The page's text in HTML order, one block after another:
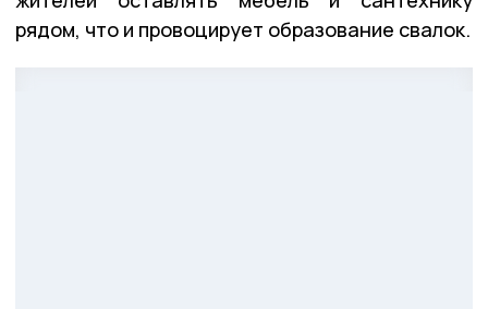
рядом, что и провоцирует образование свалок.